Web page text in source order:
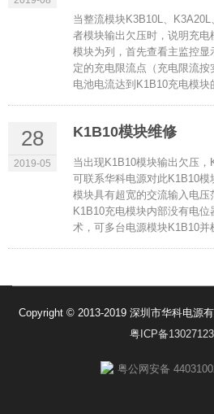
当整流模块K3B10L、
者模块输出欠压时，说明充
模块为列，首先查看主监控
定的充电限流点（充电限流
电池电流达到K1B10充电模
28
2019-05
K1B10模块维修
当出现K1B10模块输出欠压
可联系华科电源对此K1B10
模块具有超宽的交流输入电压
K1B10充电模块内部没有电
术，可多台电源模块K1B10并
Copyright © 2013-2019 深圳市华科电源
粤ICP备
粤公网安备